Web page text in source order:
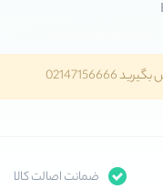
ضمانت اصالت کالا